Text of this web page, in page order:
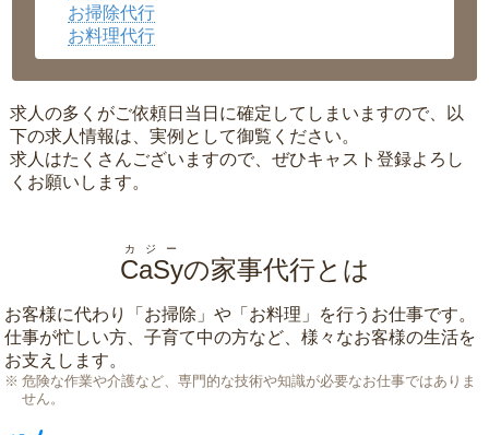
お掃除代行
お料理代行
求人の多くがご依頼日当日に確定してしまいますので、以
下の求人情報は、実例として御覧ください。
求人はたくさんございますので、ぜひキャスト登録よろし
くお願いします。
CaSy
カジー
の家事代行とは
お客様に代わり「 お掃除 」や「 お料理 」を行うお仕事です。
仕事が忙しい方、子育て中の方など、様々なお客様の生活を
お支えします。
危険な作業や介護など、専門的な技術や知識が必要なお仕事ではありま
せん。